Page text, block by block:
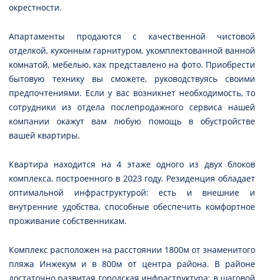
окрестности.
Апартаменты продаются с качественной чистовой
отделкой, кухонным гарнитуром, укомплектованной ванной
комнатой, мебелью, как представлено на фото. Приобрести
бытовую технику вы сможете, руководствуясь своими
предпочтениями. Если у вас возникнет необходимость, то
сотрудники из отдела послепродажного сервиса нашей
компании окажут вам любую помощь в обустройстве
вашей квартиры.
Квартира находится на 4 этаже одного из двух блоков
комплекса, построенного в 2023 году. Резиденция обладает
оптимальной инфраструктурой: есть и внешние и
внутренние удобства, способные обеспечить комфортное
проживание собственникам.
Комплекс расположен на расстоянии 1800м от знаменитого
пляжа Инжекум и в 800м от центра района. В районе